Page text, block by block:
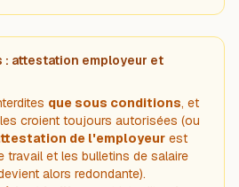
attestation employeur et
que sous conditions, et
croient toujours autorisées (ou
de l'employeur est
travail et les bulletins de salaire
alors redondante).